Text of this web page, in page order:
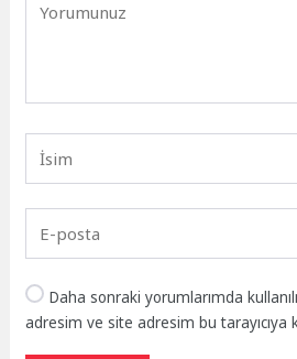
Daha sonraki yorumlarımda
adresim ve site adresim bu tarayıcıya